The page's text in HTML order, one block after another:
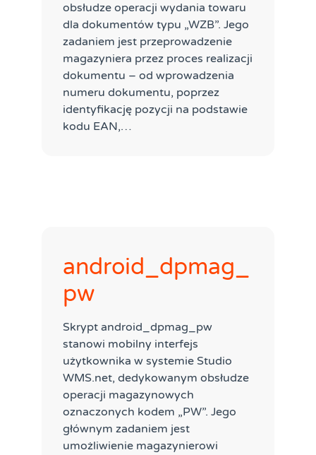
obsłudze operacji wydania towaru
dla dokumentów typu „WZB”. Jego
zadaniem jest przeprowadzenie
magazyniera przez proces realizacji
dokumentu – od wprowadzenia
numeru dokumentu, poprzez
identyfikację pozycji na podstawie
kodu EAN,…
android_dpmag_
pw
Skrypt android_dpmag_pw
stanowi mobilny interfejs
użytkownika w systemie Studio
WMS.net, dedykowanym obsłudze
operacji magazynowych
oznaczonych kodem „PW”. Jego
głównym zadaniem jest
umożliwienie magazynierowi